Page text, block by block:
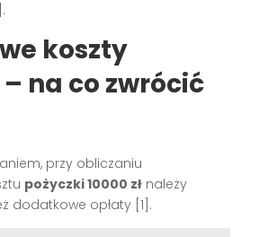
koszty
na co zwrócić
przy obliczaniu
pożyczki 10000 zł należy
dodatkowe opłaty [1].